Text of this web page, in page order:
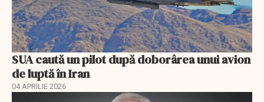
SUA caută un pilot după doborârea unui avion
de luptă în Iran
04 APRILIE 2026